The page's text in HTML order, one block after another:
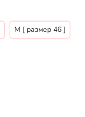
M [ размер 46 ]